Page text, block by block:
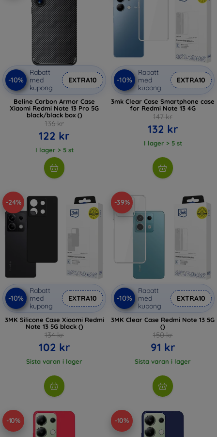
-10%
Rabatt
med
kupong
EXTRA10
Beline Carbon Armor Case
Xiaomi Redmi Note 13 Pro 5G
black/black box ()
136 kr
122 kr
I lager > 5 st
-10%
Rabatt
med
kupong
EXTRA10
3mk Clear Case Smartphone case
for Redmi Note 13 4G
147 kr
132 kr
I lager > 5 st
-24%
-10%
Rabatt
med
kupong
EXTRA10
3MK Silicone Case Xiaomi Redmi
Note 13 5G black ()
134 kr
102 kr
Sista varan i lager
-39%
-10%
Rabatt
med
kupong
EXTRA10
3MK Clear Case Redmi Note 13 5G
()
150 kr
91 kr
Sista varan i lager
-10% -10%